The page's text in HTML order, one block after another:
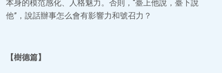
本身的模范感化、人格魅力。否則，“臺上他說，臺下說
他”，說話辦事怎么會有影響力和號召力？
【樹德篇】